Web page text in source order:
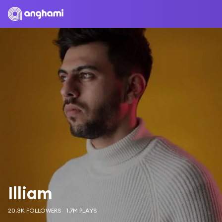
Illiam
20.3K FOLLOWERS 1.7M PLAYS